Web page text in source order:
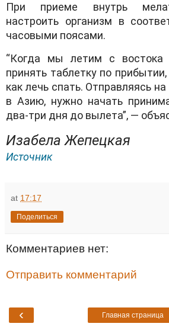
При приеме внутрь
настроить организм в
часовыми поясами.
“Когда мы летим с востока
принять таблетку по
как лечь спать. Отправляясь
в Азию, нужно начать
два-три дня до вылета”, —
Изабела Жепецкая
Источник
at 17:17
Поделиться
Комментариев нет:
Отправить комментарий
‹ Главная страница